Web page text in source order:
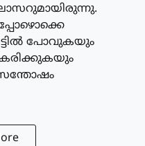
പോവുകയും